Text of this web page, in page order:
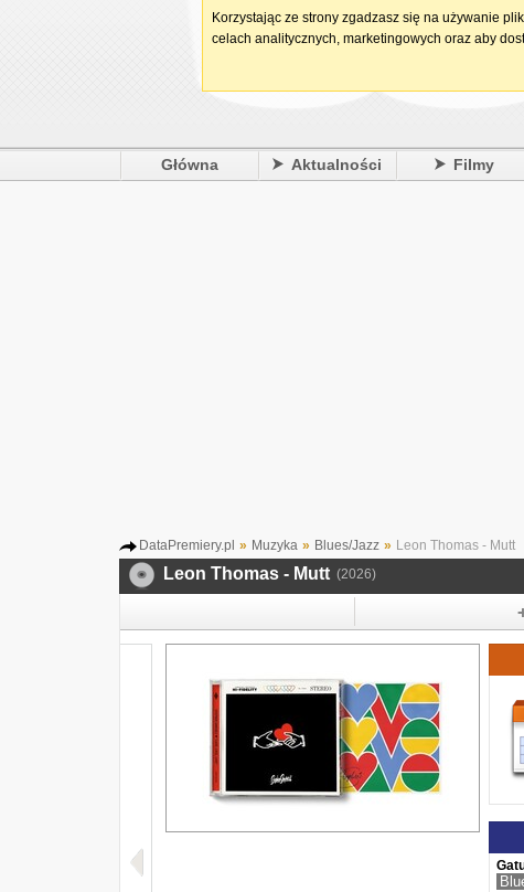
Główna Aktualności Filmy
DataPremiery.pl » Muzyka » Blues/Jazz » Leon Thomas - Mutt
Leon Thomas - Mutt (2026)
Korzystając ze strony zgadzasz się na używanie
celach analitycznych, marketingowych oraz aby